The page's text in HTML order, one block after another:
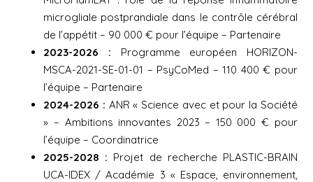
microgliale postprandiale dans le contrôle cérébral
de l’appétit – 90 000 € pour l’équipe – Partenaire
2023-2026 : Programme européen HORIZON-
MSCA-2021-SE-01-01 – PsyCoMed – 110 400 € pour
l’équipe – Partenaire
2024-2026 : ANR « Science avec et pour la Société
» – Ambitions innovantes 2023 – 150 000 € pour
l’équipe – Coordinatrice
2025-2028 : Projet de recherche PLASTIC-BRAIN
UCA-IDEX / Académie 3 « Espace, environnement,